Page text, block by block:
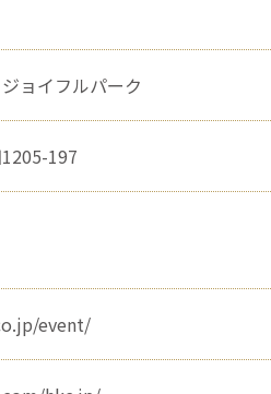
ョイフルパーク
197
event/